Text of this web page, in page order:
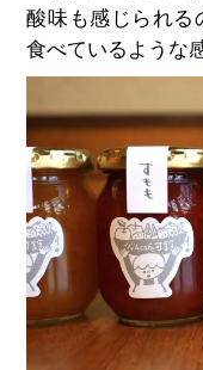
酸味も感じられる
食べているような